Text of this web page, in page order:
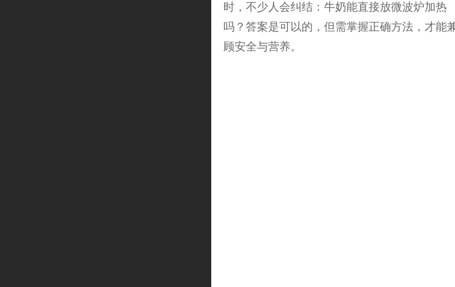
时，不少人会纠结：牛奶能直接放微波炉加热
吗？答案是可以的，但需掌握正确方法，才能
顾安全与营养。